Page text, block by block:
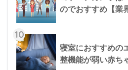
のでおすすめ【業
10
寝室におすすめの
整機能が弱い赤ち